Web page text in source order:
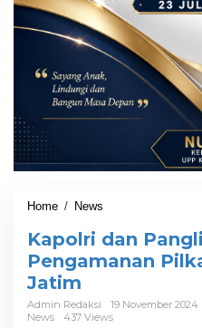
Home / News
p
o
l
d
Kapolri dan
Pengamanan
Jatim
Admin Redaksi
19 November 2024
News
437 Views